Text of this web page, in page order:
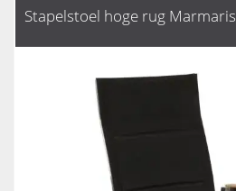
Stapelstoel hoge rug